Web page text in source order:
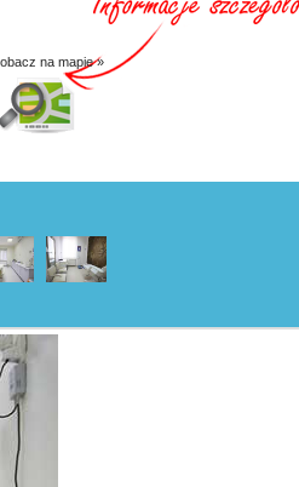
na mapie »